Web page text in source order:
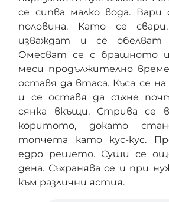
се сипва малко вода. Вари
половина. Като се
изваждат и се
Омесват се с брашното
меси продължително
оставя да втаса. Къса се
и се оставя да съхне
сянка вкъщи. Стрива се
коритото, докато
топчета като кус-кус.
едро решето. Суши се
дена. Съхранява се и при
към различни ястия.